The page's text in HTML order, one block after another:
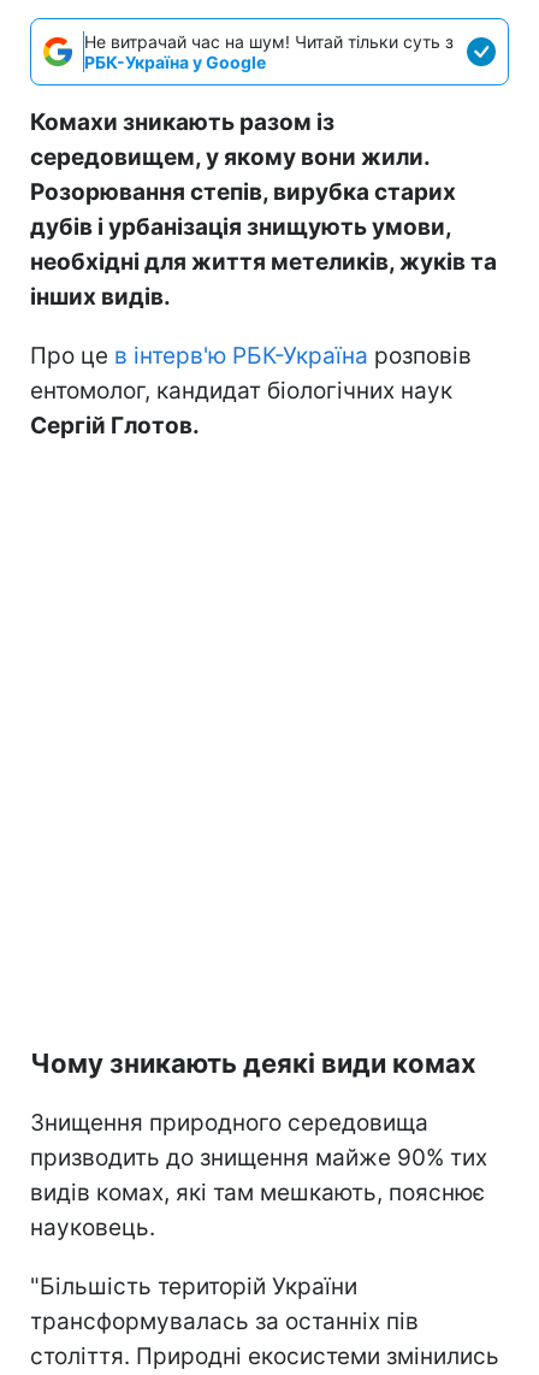
Не витрачай час на шум! Читай тільки суть з
РБК-Україна у Google
Комахи зникають разом із
середовищем, у якому вони жили.
Розорювання степів, вирубка старих
дубів і урбанізація знищують умови,
необхідні для життя метеликів, жуків та
інших видів.
Про це в інтерв'ю РБК-Україна розповів
ентомолог, кандидат біологічних наук
Сергій Глотов.
Чому зникають деякі види комах
Знищення природного середовища
призводить до знищення майже 90% тих
видів комах, які там мешкають, пояснює
науковець.
"Більшість територій України
трансформувалась за останніх пів
століття. Природні екосистеми змінились